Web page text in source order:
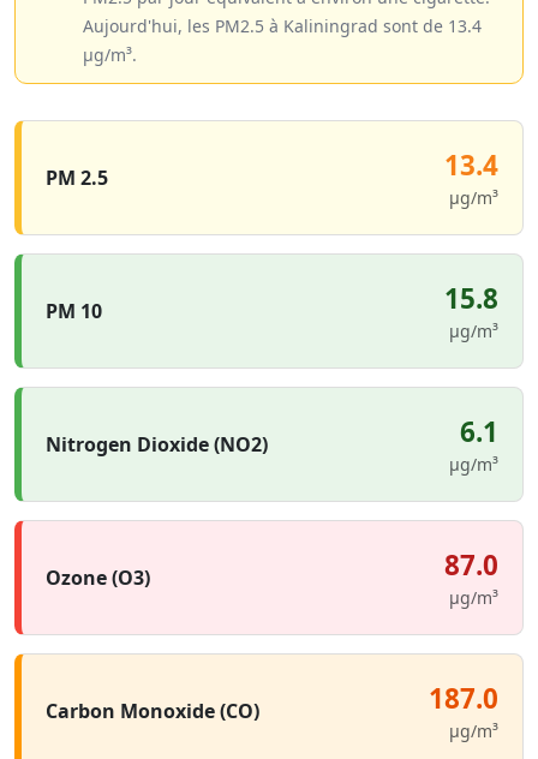
Aujourd'hui, les PM2.5 à Kaliningrad sont de 13.4
µg/m³.
PM 2.5 13.4
µg/m³
PM 10 15.8
µg/m³
Nitrogen Dioxide (NO2) 6.1
µg/m³
Ozone (O3) 87.0
µg/m³
Carbon Monoxide (CO) 187.0
µg/m³